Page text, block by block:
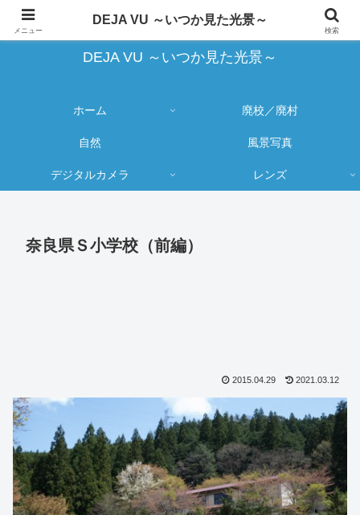
蔵出し写真の大売り出しとカメラ物欲のブログ
DEJA VU ～いつか見た光景～
ホーム 廃校／廃村
自然 風景写真
デジタルカメラ レンズ
奈良県Ｓ小学校（前編）
2015.04.29 2021.03.12
メニュー
DEJA VU ～いつか見た光景～
検索